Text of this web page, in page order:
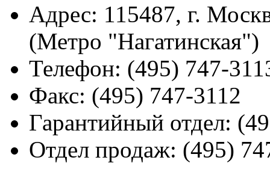
Адрес: 115487, г.
(Метро "Нагатинская")
Телефон: (495) 747-
Факс: (495) 747-3112
Гарантийный отдел:
Отдел продаж: (495)